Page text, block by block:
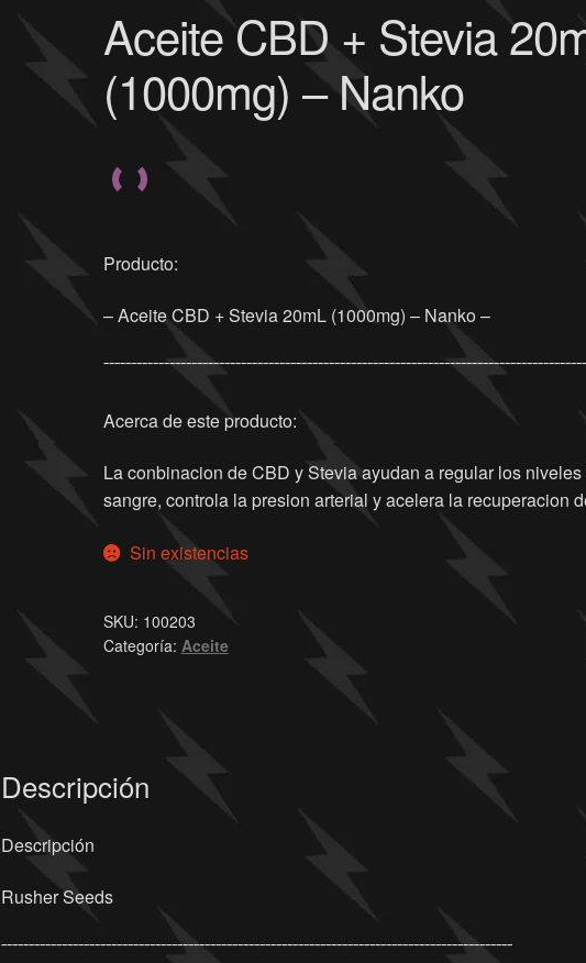
Aceite CBD + Stevia
(1000mg) – Nanko
Producto:
– Aceite CBD + Stevia 20mL (1000mg) – Nanko –
Acerca de este producto:
La conbinacion de CBD y Stevia ayudan a regular los
sangre, controla la presion arterial y acelera la recuperacion
Sin existencias
SKU: 100203
Categoría: Aceite
Descripción
Descripción
Rusher Seeds
¯¯¯¯¯¯¯¯¯¯¯¯¯¯¯¯¯¯¯¯¯¯¯¯¯¯¯¯¯¯¯¯¯¯¯¯¯¯¯¯¯¯¯¯¯¯¯¯¯¯¯¯¯¯¯¯¯¯¯¯¯¯¯¯¯¯¯¯¯¯¯¯¯¯¯¯¯¯¯¯¯¯¯¯¯¯¯¯¯¯¯¯¯